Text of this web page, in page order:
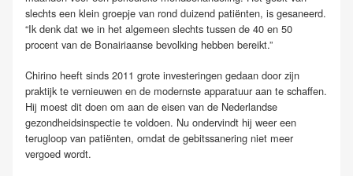
slechts een klein groepje van rond duizend patiënten, is gesaneerd.
“Ik denk dat we in het algemeen slechts tussen de 40 en 50
procent van de Bonairiaanse bevolking hebben bereikt.”
Chirino heeft sinds 2011 grote investeringen gedaan door zijn
praktijk te vernieuwen en de modernste apparatuur aan te schaffen.
Hij moest dit doen om aan de eisen van de Nederlandse
gezondheidsinspectie te voldoen. Nu ondervindt hij weer een
terugloop van patiënten, omdat de gebitssanering niet meer
vergoed wordt.